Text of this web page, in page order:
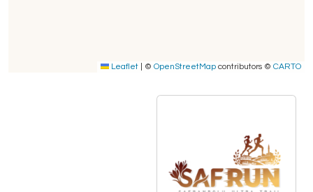
Leaflet © OpenStreetMap contributors © CARTO